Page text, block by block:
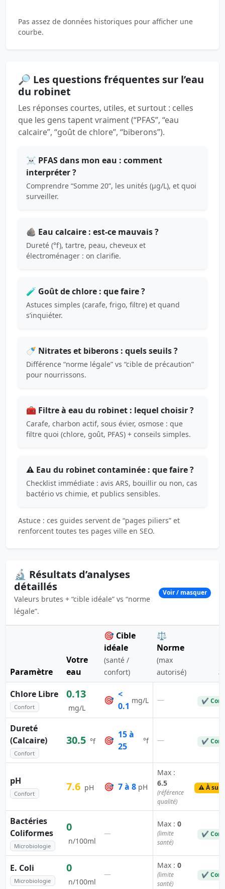
Pas assez de données historiques pour afficher une
courbe.
🔎 Les questions fréquentes sur l’eau
du robinet
Les réponses courtes, utiles, et surtout : celles
que les gens tapent vraiment (“PFAS”, “eau
calcaire”, “goût de chlore”, “biberons”).
☠️ PFAS dans mon eau : comment
interpréter ?
Comprendre “Somme 20”, les unités (µg/L), et quoi
surveiller.
🪨 Eau calcaire : est-ce mauvais ?
Dureté (°f), tartre, peau, cheveux et
électroménager : on clarifie.
🧪 Goût de chlore : que faire ?
Astuces simples (carafe, frigo, filtre) et quand
s’inquiéter.
🍼 Nitrates et biberons : quels seuils ?
Différence “norme légale” vs “cible de précaution”
pour nourrissons.
🧰 Filtre à eau du robinet : lequel choisir ?
Carafe, charbon actif, sous évier, osmose : que
filtre quoi (chlore, goût, PFAS) + conseils simples.
⚠️ Eau du robinet contaminée : que faire ?
Checklist immédiate : avis ARS, bouillir ou non, cas
bactério vs chimie, et publics sensibles.
Astuce : ces guides servent de “pages piliers” et
renforcent toutes tes pages ville en SEO.
🔬 Résultats d’analyses
détaillés
Valeurs brutes + “cible idéale” vs “norme
légale”.
Voir / masquer
Paramètre
Votre
eau
🎯 Cible
idéale
(santé /
confort)
⚖️
Norme
(max
autorisé)
Chlore Libre
Confort
0.13
mg/L
🎯
<
0.1
mg/L — ✔
Dureté
(Calcaire)
Confort
30.5 °f 🎯
15 à
25
°f — ✔
pH
Confort
7.6 pH 🎯 7 à 8 pH
Max :
6.5
(référence
qualité)
⚠️ À
Bactéries
Coliformes
Microbiologie
0
n/100ml
—
Max : 0
(limite
santé)
✔
E. Coli
Microbiologie
0
n/100ml
—
Max : 0
(limite
santé)
✔